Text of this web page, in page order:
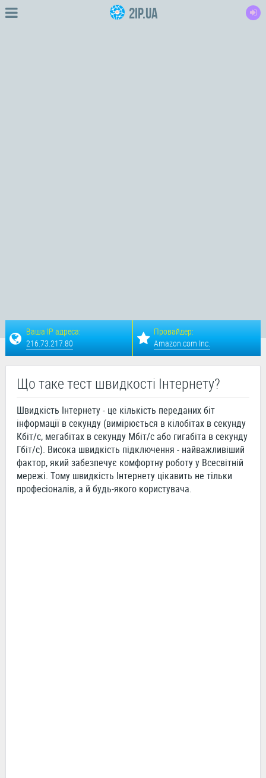
2IP.ua
Ваша IP адреса:
216.73.217.80
Провайдер:
Amazon.com Inc.
Що таке тест швидкості Інтернету?
Швидкість Інтернету - це кількість переданих біт
інформації в секунду (вимірюється в кілобітах в секунду
Кбіт/с, мегабітах в секунду Мбіт/с або гигабіта в секунду
Гбіт/с). Висока швидкість підключення - найважливіший
фактор, який забезпечує комфортну роботу у Всесвітній
мережі. Тому швидкість Інтернету цікавить не тільки
професіоналів, а й будь-якого користувача.